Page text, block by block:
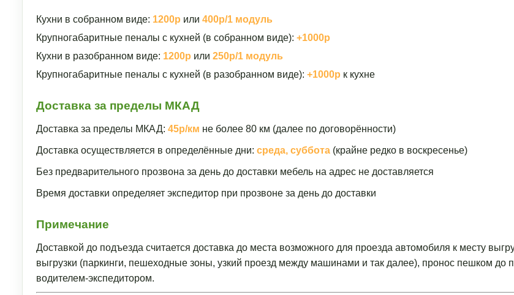
Кухни в собранном виде: 1200р или 400р/1 модуль
Крупногабаритные пеналы с кухней (в собранном виде): +1000р
Кухни в разобранном виде: 1200р или 250р/1 модуль
Крупногабаритные пеналы с кухней (в разобранном виде): +1000р к кухне
Доставка за пределы МКАД
Доставка за пределы МКАД: 45р/км не более 80 км (далее по договорённости)
Доставка осуществляется в определённые дни: среда, суббота (крайне редко в воскресенье)
Без предварительного прозвона за день до доставки мебель на адрес не доставляется
Время доставки определяет экспедитор при прозвоне за день до доставки
Примечание
Доставкой до подъезда считается доставка до места возможного для проезда автомобиля к месту
выгрузки (паркинги, пешеходные зоны, узкий проезд между машинами и так далее), пронос пешком до
водителем-экспедитором.